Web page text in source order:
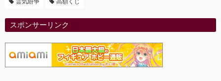
霊気紛争 高額くじ
スポンサーリンク